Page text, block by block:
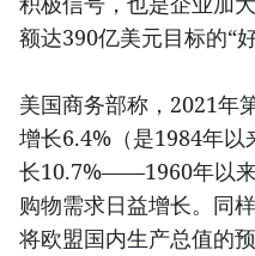
额达390亿美元目标的“好
美国商务部称，2021年
增长6.4%（是1984年
长10.7%——1960年以
购物需求日益增长。同
将欧盟国内生产总值的